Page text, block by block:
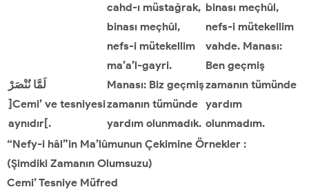
لَمَّا نُنْصَرْ
]Cemi’ ve tesniyesi
aynıdır[.
cahd-ı müstağrak,
binası meçhûl,
nefs-i mütekellim
ma’a’l-gayri.
Manası: Biz geçmiş
zamanın tümünde
yardım olunmadık.
binası meçhûl,
nefs-i mütekellim
vahde. Manası:
Ben geçmiş
zamanın tümünde
yardım
olunmadım.
“Nefy-i hâl”in Ma’lûmunun Çekimine Örnekler :
(Şimdiki Zamanın Olumsuzu)
Cemi’Tesniye Müfred